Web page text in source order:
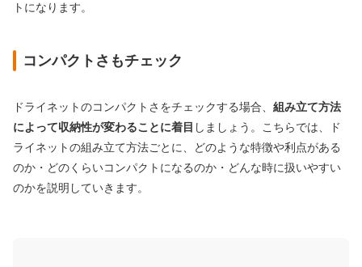
トになります。
コンパクトさもチェック
ドライネットのコンパクトさをチェックする場合、 組み立て方法
によって収納性が変わることに着目 しましょう。こちらでは、ド
ライネットの組み立て方法ごとに、どのような特徴や利点がある
のか・どのくらいコンパクトになるのか・どんな時に扱いやすい
のかを説明していきます。